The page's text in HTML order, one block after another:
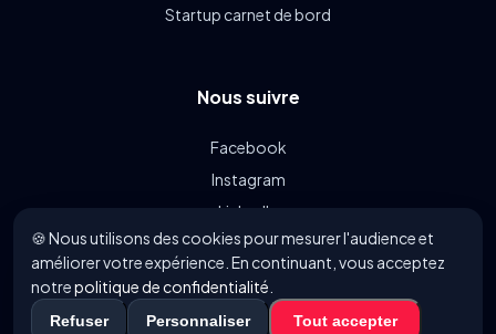
Startup carnet de bord
Nous suivre
Facebook
Instagram
LinkedIn
Linkin.bio
© 2021 - 2026 FoodyParis.com - Tous les droits réservés.
🍪 Nous utilisons des cookies pour mesurer l'audience et
améliorer votre expérience. En continuant, vous acceptez
notrepolitique de confidentialité
Refuser Personnaliser Tout accepter